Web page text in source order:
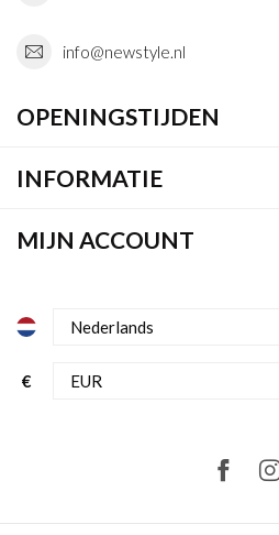
info@newstyle.nl
OPENINGSTIJDEN
INFORMATIE
MIJN ACCOUNT
€